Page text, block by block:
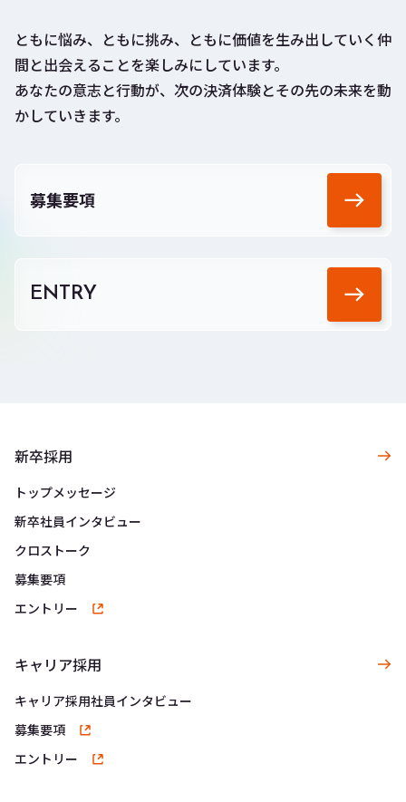
ともに悩み、ともに挑み、ともに価値を生み出していく仲
間と出会えることを楽しみにしています。
あなたの意志と行動が、次の決済体験とその先の未来を動
かしていきます。
募集要項
ENTRY
新卒採用
トップメッセージ
新卒社員インタビュー
クロストーク
募集要項
エントリー
キャリア採用
キャリア採用社員インタビュー
募集要項
エントリー